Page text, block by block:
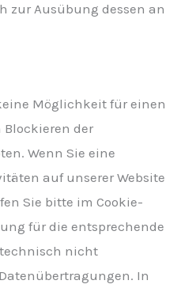
zur Ausübung dessen an
Möglichkeit für einen
der
Wenn Sie eine
auf unserer Website
Sie bitte im Cookie-
für die entsprechende
technisch nicht
In